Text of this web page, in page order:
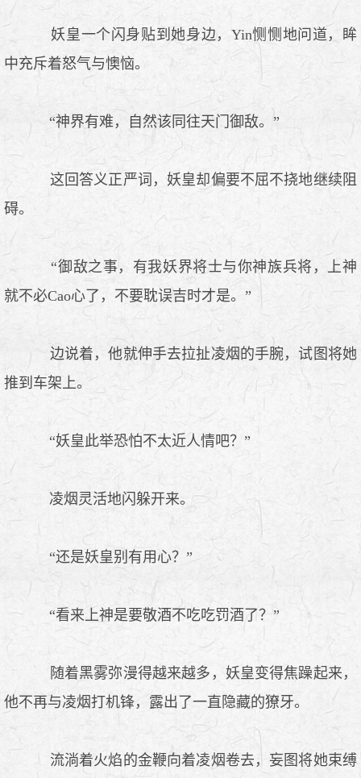
妖皇一个闪身贴到她身边，Yin恻恻地问道，眸
中充斥着怒气与懊恼。
“神界有难，自然该同往天门御敌。”
这回答义正严词，妖皇却偏要不屈不挠地继续阻
碍。
“御敌之事，有我妖界将士与你神族兵将，上神
就不必Cao心了，不要耽误吉时才是。”
边说着，他就伸手去拉扯凌烟的手腕，试图将她
推到车架上。
“妖皇此举恐怕不太近人情吧？”
凌烟灵活地闪躲开来。
“还是妖皇别有用心？”
“看来上神是要敬酒不吃吃罚酒了？”
随着黑雾弥漫得越来越多，妖皇变得焦躁起来，
他不再与凌烟打机锋，露出了一直隐藏的獠牙。
流淌着火焰的金鞭向着凌烟卷去，妄图将她束缚